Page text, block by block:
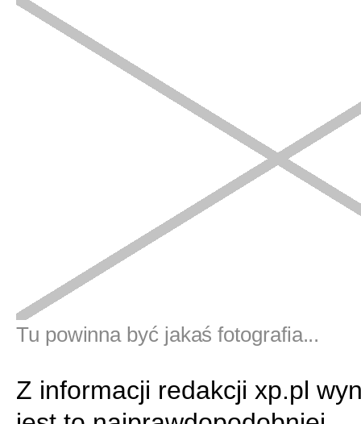
Tu powinna być jakaś fotografia...
Z informacji redakcji xp.pl